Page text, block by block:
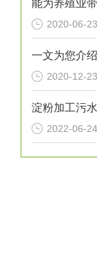
2020-06-23
2020-12-23
2022-06-24